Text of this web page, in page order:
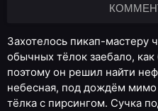
Захотелось пикап-мастеру
обычных тёлок заебало,
поэтому он решил найти
небесная, под дождём мимо
тёлка с пирсингом. Сучка